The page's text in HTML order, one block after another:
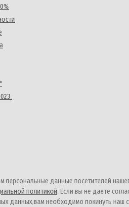
персональные данные посетителей
политикой. Если вы не даете
данных,вам необходимо покинуть наш